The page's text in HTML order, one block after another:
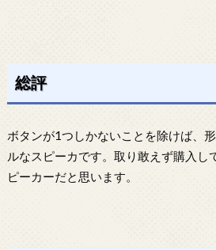
総評
ボタンが1つしかないことを除けば、
ルなスピーカです。取り敢えず購入し
ピーカーだと思います。